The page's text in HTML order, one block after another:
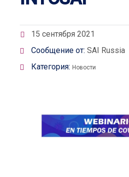
15 сентября 2021
Сообщение от: SAI Russia
Категория: Новости